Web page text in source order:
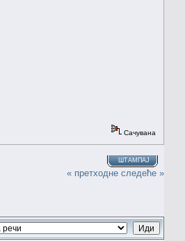
Сачувана
ШТАМПАЈ
« претходне следеће »